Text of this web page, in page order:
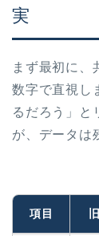
実
まず最初に、
数字で直視し
るだろう」と
が、データは
項目